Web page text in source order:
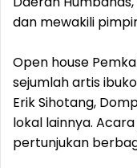
dan mewakili
Open house
sejumlah artis
Erik Sihotang,
lokal lainnya.
pertunjukan